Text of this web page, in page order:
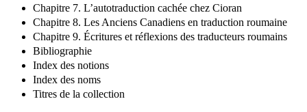
Chapitre 7. L’autotraduction cachée chez Cioran
Chapitre 8. Les Anciens Canadiens en traduction roumaine
Chapitre 9. Écritures et réflexions des traducteurs roumains
Bibliographie
Index des notions
Index des noms
Titres de la collection